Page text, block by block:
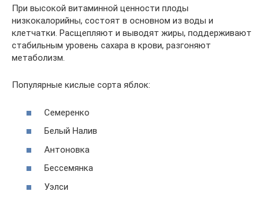
При высокой витаминной ценности плоды
низкокалорийны, состоят в основном из воды и
клетчатки. Расщепляют и выводят жиры, поддерживают
стабильным уровень сахара в крови, разгоняют
метаболизм.
Популярные кислые сорта яблок:
Семеренко
Белый Налив
Антоновка
Бессемянка
Уэлси